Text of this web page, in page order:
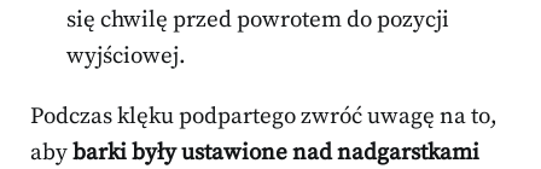
się chwilę przed powrotem do pozycji
wyjściowej.
Podczas klęku podpartego zwróć uwagę na to,
abybarki były ustawione nad nadgarstkami